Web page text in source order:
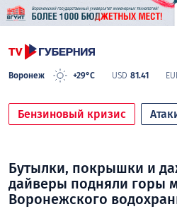
Воронеж +29°C USD 81.41
Бензиновый кризис
Бутылки, покрышки и
дайверы подняли горы
Воронежского